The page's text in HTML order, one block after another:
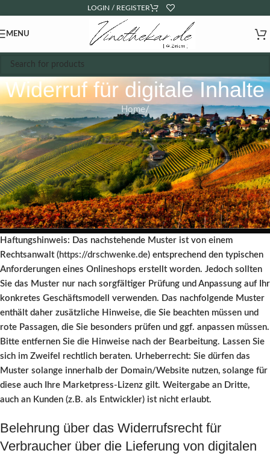
LOGIN / REGISTER
MENU
Widerruf für digitale Inhalte
Home
Haftungshinweis: Das nachstehende Muster ist von einem
Rechtsanwalt ( https://drschwenke.de) entsprechend den typischen
Anforderungen eines Onlineshops erstellt worden. Jedoch sollten
Sie das Muster nur nach sorgfältiger Prüfung und Anpassung auf Ihr
konkretes Geschäftsmodell verwenden. Das nachfolgende Muster
enthält daher zusätzliche Hinweise, die Sie beachten müssen und
rote Passagen, die Sie besonders prüfen und ggf. anpassen müssen.
Bitte entfernen Sie die Hinweise nach der Bearbeitung. Lassen Sie
sich im Zweifel rechtlich beraten. Urheberrecht: Sie dürfen das
Muster solange innerhalb der Domain/Website nutzen, solange für
diese auch Ihre Marketpress-Lizenz gilt. Weitergabe an Dritte,
auch an Kunden (z.B. als Entwickler) ist nicht erlaubt.
Belehrung über das Widerrufsrecht für
Verbraucher über die Lieferung von digitalen